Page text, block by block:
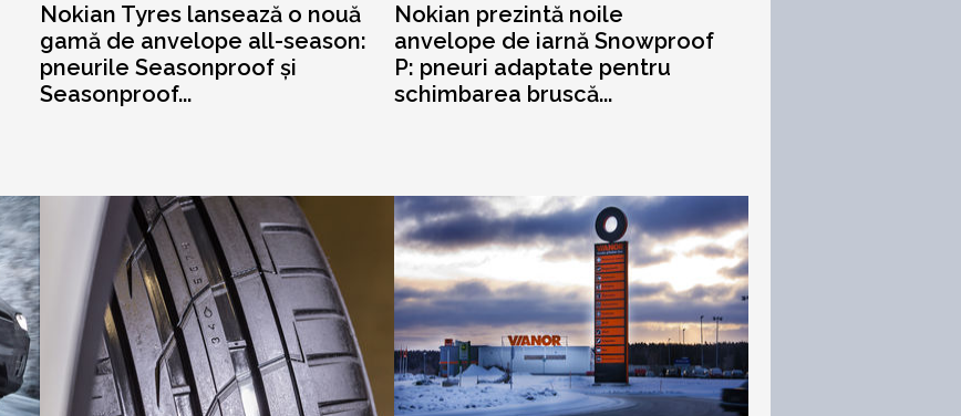
Nokian Tyres lansează o nouă
gamă de anvelope all-season:
pneurile Seasonproof și
Seasonproof...
Nokian prezintă noile
anvelope de iarnă Snowproof
P: pneuri adaptate pentru
schimbarea bruscă...